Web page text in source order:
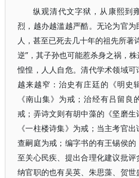
纵观清代文字狱，从康熙到
烈，越办越滥越严酷。无论为官为
人，甚至已死去几十年的祖先所著
逆”，其子孙也可能惹杀身之祸，
惶惶，人人自危。清代学术领域可
越来越窄：治史有庄廷的《明史
《南山集》为戒；治经有吕留良
戒；弄诗文则有胡中藻的《坚磨生
《一柱楼诗集》为戒；当主考官
查嗣庭为戒；编字书的有王锡侯
至关心民疾、提出合理化建议批评
纳官职的也有吴英、朱思藻、贺